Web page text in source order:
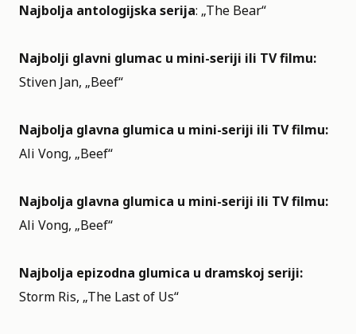
Najbolja antologijska serija: „The Bear“
Najbolji glavni glumac u mini-seriji ili TV filmu:
Stiven Jan, „Beef“
Najbolja glavna glumica u mini-seriji ili TV filmu:
Ali Vong, „Beef“
Najbolja glavna glumica u mini-seriji ili TV filmu:
Ali Vong, „Beef“
Najbolja epizodna glumica u dramskoj seriji:
Storm Ris, „The Last of Us“